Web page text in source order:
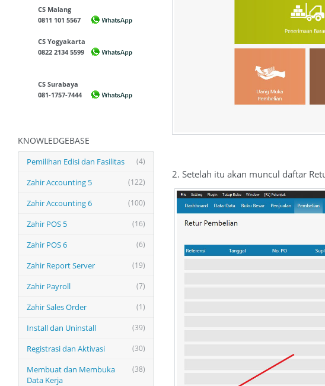
CS Malang
0811 101 5567
CS Yogyakarta
0822 2134 5599
CS Surabaya
081-1757-7444
KNOWLEDGEBASE
(4)
Pemilihan Edisi dan Fasilitas
(122)
Zahir Accounting 5
(100)
Zahir Accounting 6
(16)
Zahir POS 5
(6)
Zahir POS 6
(19)
Zahir Report Server
(7)
Zahir Payroll
(1)
Zahir Sales Order
(39)
Install dan Uninstall
(30)
Registrasi dan Aktivasi
(38)
Membuat dan Membuka
Data Kerja
2. Setelah itu akan muncul daftar